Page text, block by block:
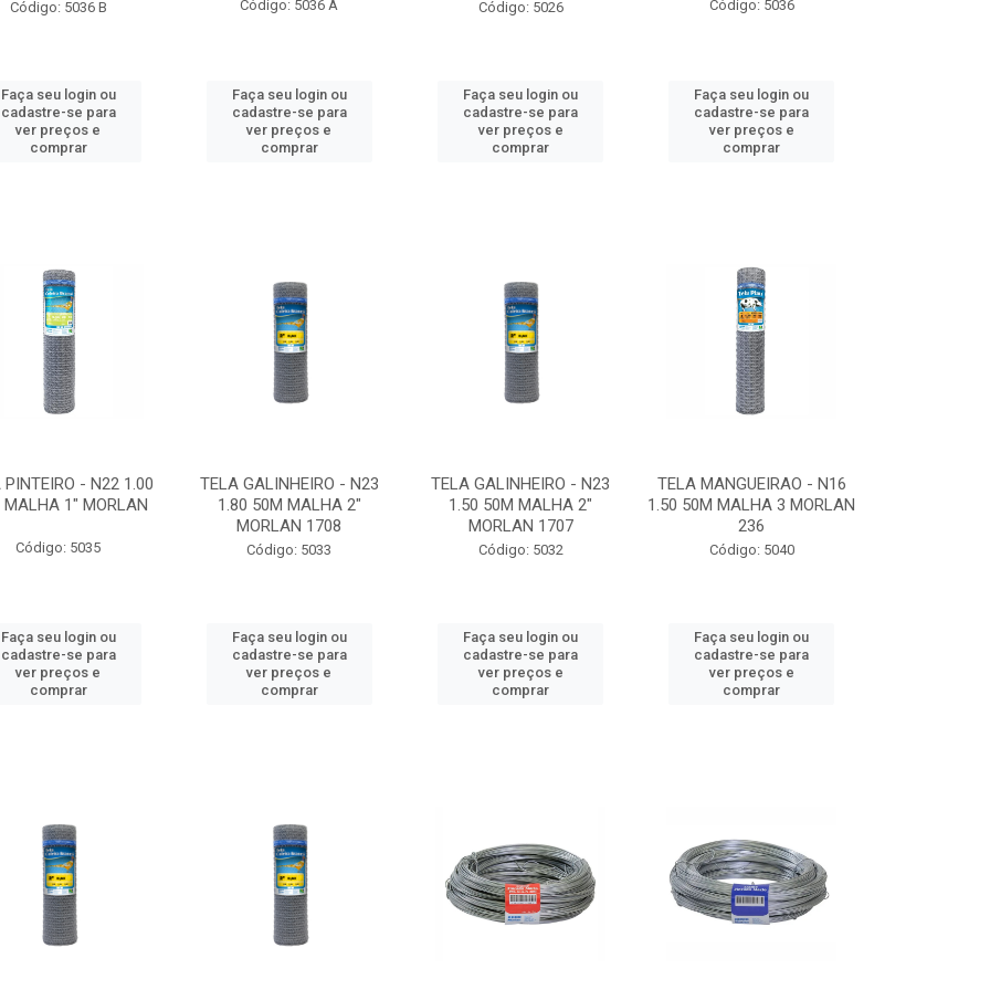
Código: 5036 B
Faça seu login ou
cadastre-se para
ver preços e
comprar
Código: 5036 A
Faça seu login ou
cadastre-se para
ver preços e
comprar
Código: 5026
Faça seu login ou
cadastre-se para
ver preços e
comprar
Código: 5036
Faça seu login ou
cadastre-se para
ver preços e
comprar
PINTEIRO - N22 1.00
1" MORLAN
Código: 5035
Faça seu login ou
cadastre-se para
ver preços e
comprar
TELA GALINHEIRO - N23
1.80 50M MALHA 2"
MORLAN 1708
Código: 5033
Faça seu login ou
cadastre-se para
ver preços e
comprar
TELA GALINHEIRO - N23
1.50 50M MALHA 2"
MORLAN 1707
Código: 5032
Faça seu login ou
cadastre-se para
ver preços e
comprar
TELA MANGUEIRAO - N16
1.50 50M MALHA 3 MORLAN
236
Código: 5040
Faça seu login ou
cadastre-se para
ver preços e
comprar